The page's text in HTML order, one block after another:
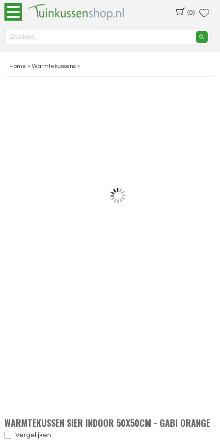
(0)
Home » Warmtekussens»
WARMTEKUSSEN SIER INDOOR 50X50CM - GABI ORANGE
Vergelijken